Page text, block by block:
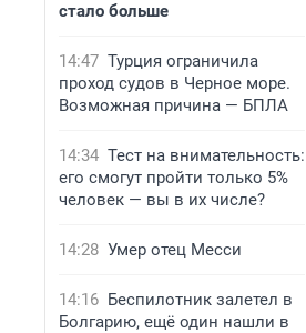
стало больше
14:47 Турция ограничила
проход судов в Черное море.
Возможная причина — БПЛА
14:34 Тест на внимательность:
его смогут пройти только 5%
человек — вы в их числе?
14:28 Умер отец Месси
14:16 Беспилотник залетел в
Болгарию, ещё один нашли в